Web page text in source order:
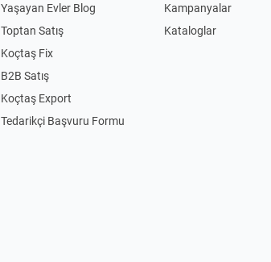
Yaşayan Evler Blog
Toptan Satış
Koçtaş Fix
B2B Satış
Koçtaş Export
Tedarikçi Başvuru Formu
Kampanyalar
Kataloglar